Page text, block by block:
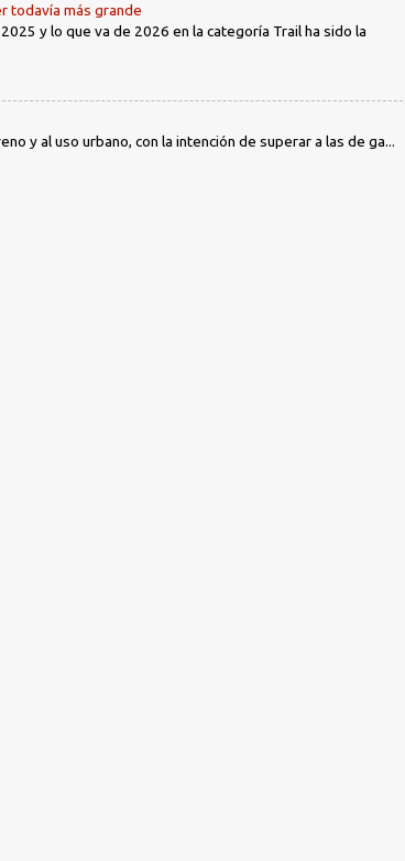
todavía más grande
y lo que va de 2026 en la categoría Trail ha sido la
y al uso urbano, con la intención de superar a las de ga...